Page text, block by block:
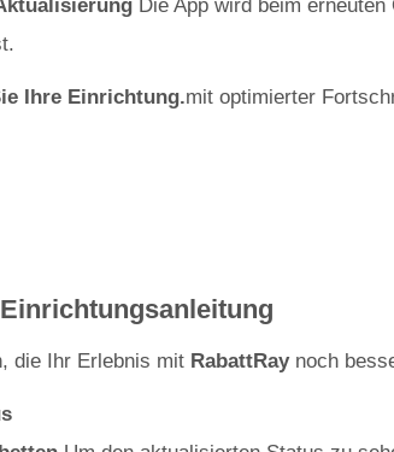
Die App wird beim
Ihre Einrichtung.mit optimierter
die Ihr Erlebnis mit RabattRaynoch